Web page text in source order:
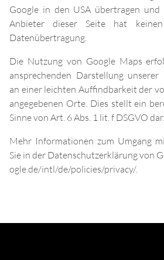
Google in den USA übertragen
Anbieter dieser Seite hat
Datenübertragung.
Die Nutzung von Google Maps
ansprechenden Darstellung
an einer leichten Auffindbarkeit der
angegebenen Orte. Dies stellt ein
Sinne von Art. 6 Abs. 1 lit. f DSGVO dar.
Mehr Informationen zum Umgang
Sie in der Datenschutzerklärung von
ogle.de/intl/de/policies/privacy/.